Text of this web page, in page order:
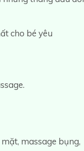
cho bé yêu
massage bụng,